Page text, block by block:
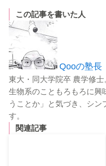
この記事を書いた人
Qooの塾長
東大・同大学院卒 農学修
生物系のこともろもろに興
うことか」と気づき、シン
す。
関連記事